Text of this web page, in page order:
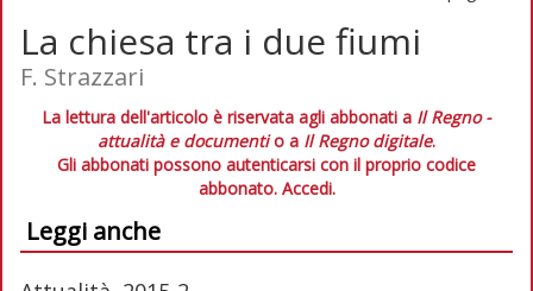
La chiesa tra i due fiumi
F. Strazzari
La lettura dell'articolo è riservata agli abbonati a Il Regno -
attualità e documentio a Il Regno digitale.
Gli abbonati possono autenticarsi con il proprio codice
abbonato. Accedi.
Leggi anche